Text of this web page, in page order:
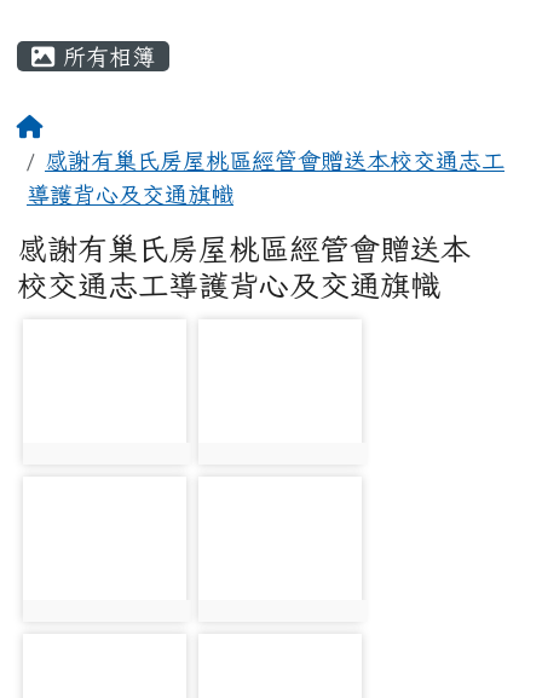
所有相簿
感謝有巢氏房屋桃區經管會贈送本校交通志工
導護背心及交通旗幟
感謝有巢氏房屋桃區經管會贈送本
校交通志工導護背心及交通旗幟